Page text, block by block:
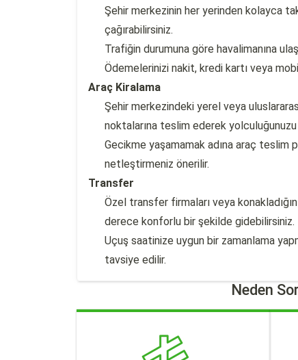
Şehir merkezinin her yerinden kolayca
çağırabilirsiniz.
Trafiğin durumuna göre havalimanına
Ödemelerinizi nakit, kredi kartı veya
Araç Kiralama
Şehir merkezindeki yerel veya
noktalarına teslim ederek
Gecikme yaşamamak adına araç teslim
netleştirmeniz önerilir.
Transfer
Özel transfer firmaları veya
derece konforlu bir şekilde gidebilirsiniz.
Uçuş saatinize uygun bir zamanlama
tavsiye edilir.
Neden